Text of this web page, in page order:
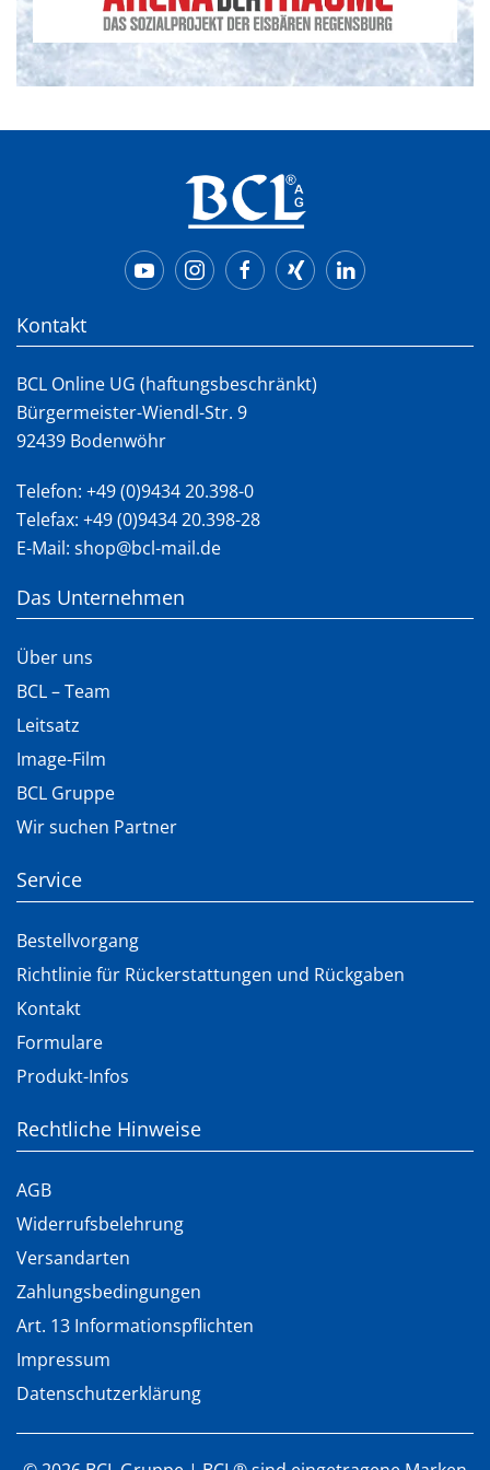
Kontakt
BCL Online UG (haftungsbeschränkt)
Bürgermeister-Wiendl-Str. 9
92439 Bodenwöhr
Telefon: +49 (0)9434 20.398-0
Telefax: +49 (0)9434 20.398-28
E-Mail: shop@bcl-mail.de
Das Unternehmen
Über uns
BCL – Team
Leitsatz
Image-Film
BCL Gruppe
Wir suchen Partner
Service
Bestellvorgang
Richtlinie für Rückerstattungen und Rückgaben
Kontakt
Formulare
Produkt-Infos
Rechtliche Hinweise
AGB
Widerrufsbelehrung
Versandarten
Zahlungsbedingungen
Art. 13 Informationspflichten
Impressum
Datenschutzerklärung